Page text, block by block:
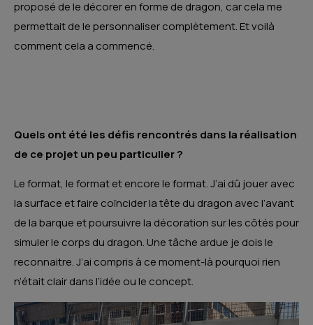
proposé de le décorer en forme de dragon, car cela me
permettait de le personnaliser complètement. Et voilà
comment cela a commencé.
Quels ont été les défis rencontrés dans la réalisation
de ce projet un peu particulier ?
Le format, le format et encore le format. J’ai dû jouer avec
la surface et faire coïncider la tête du dragon avec l’avant
de la barque et poursuivre la décoration sur les côtés pour
simuler le corps du dragon. Une tâche ardue je dois le
reconnaitre. J’ai compris à ce moment-là pourquoi rien
n’était clair dans l’idée ou le concept.